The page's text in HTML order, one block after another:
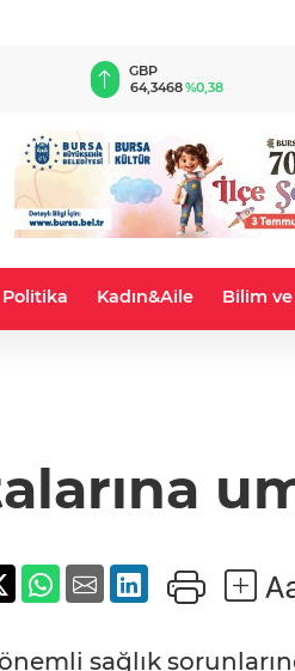
GBP
64,3468%0,38
Politika Kadın&Aile Bilim
sağlık